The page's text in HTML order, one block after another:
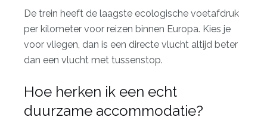
De trein heeft de laagste ecologische voetafdruk
per kilometer voor reizen binnen Europa. Kies je
voor vliegen, dan is een directe vlucht altijd beter
dan een vlucht met tussenstop.
Hoe herken ik een echt
duurzame accommodatie?